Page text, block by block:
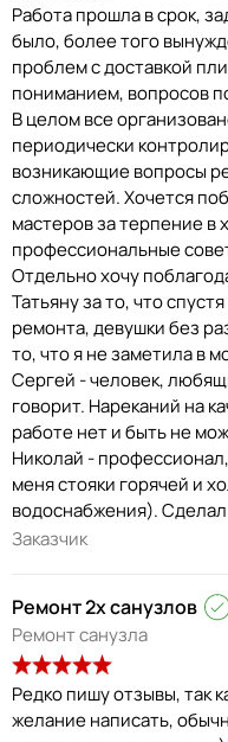
Работа прошла в срок,
было, более того
проблем с доставкой
пониманием, вопросов
В целом все
периодически
возникающие вопросы
сложностей. Хочется
мастеров за терпение в
профессиональные
Отдельно хочу
Татьяну за то, что
ремонта, девушки без
то, что я не заметила в
Сергей - человек,
говорит. Нареканий на
работе нет и быть не
Николай -
меня стояки горячей и
водоснабжения). Сделал
Заказчик
Ремонт 2х санузлов
Ремонт санузла
Редко пишу отзывы, так
желание написать,